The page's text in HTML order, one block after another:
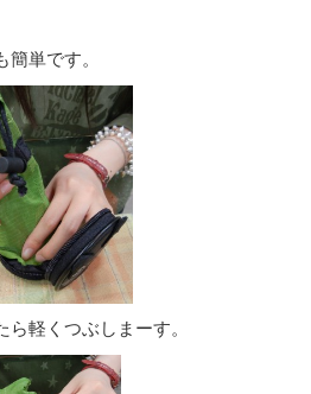
簡単です。
ら軽くつぶしまーす。